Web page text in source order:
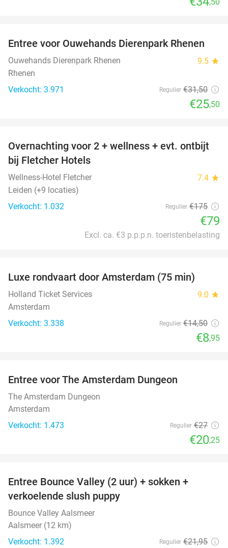
19%
Entree voor Ouwehands Dierenpark Rhenen
Ouwehands Dierenpark Rhenen 9.5 star
Rhenen
Verkocht: 3.971
Regulier €31,50
€25,50
55%
Overnachting voor 2 + wellness + evt. ontbijt
bij Fletcher Hotels
Wellness-Hotel Fletcher 7.4 star
Leiden (+9 locaties)
Verkocht: 1.032
Regulier €175
€79
Excl. ca. €3 p.p.p.n. toeristenbelasting
Luxe rondvaart door Amsterdam (75 min)
Holland Ticket Services 9.0 star
Amsterdam
Verkocht: 3.338
Regulier €14,50
€8,95
Entree voor The Amsterdam Dungeon
The Amsterdam Dungeon
Amsterdam
Verkocht: 1.473
Regulier €27
€20,25
Entree Bounce Valley (2 uur) + sokken +
verkoelende slush puppy
Bounce Valley Aalsmeer
Aalsmeer (12 km)
Verkocht: 1.392
Regulier €21,95